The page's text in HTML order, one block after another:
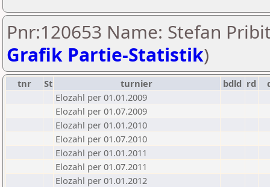
Pnr:120653 Name: Stefan
Grafik Partie-Statistik)
tnr St turnier bdld rd
Elozahl per 01.01.2009
Elozahl per 01.07.2009
Elozahl per 01.01.2010
Elozahl per 01.07.2010
Elozahl per 01.01.2011
Elozahl per 01.07.2011
Elozahl per 01.01.2012